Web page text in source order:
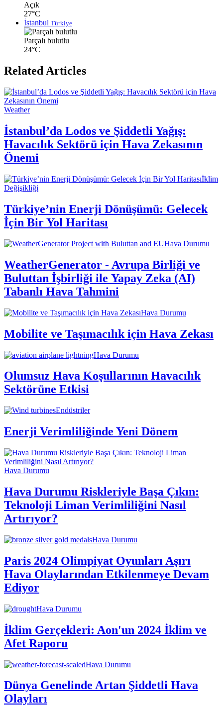
Açık
27°C
İstanbul Türkiye
Parçalı bulutlu
24°C
Related Articles
Weather
İstanbul’da Lodos ve Şiddetli Yağış:
Havacılık Sektörü için Hava Zekasının
Önemi
İklim
Değişikliği
Türkiye’nin Enerji Dönüşümü: Gelecek
İçin Bir Yol Haritası
Hava Durumu
WeatherGenerator - Avrupa Birliği ve
Buluttan İşbirliği ile Yapay Zeka (AI)
Tabanlı Hava Tahmini
Hava Durumu
Mobilite ve Taşımacılık için Hava Zekası
Hava Durumu
Olumsuz Hava Koşullarının Havacılık
Sektörüne Etkisi
Endüstriler
Enerji Verimliliğinde Yeni Dönem
Hava Durumu
Hava Durumu Riskleriyle Başa Çıkın:
Teknoloji Liman Verimliliğini Nasıl
Artırıyor?
Hava Durumu
Paris 2024 Olimpiyat Oyunları Aşırı
Hava Olaylarından Etkilenmeye Devam
Ediyor
Hava Durumu
İklim Gerçekleri: Aon'un 2024 İklim ve
Afet Raporu
Hava Durumu
Dünya Genelinde Artan Şiddetli Hava
Olayları